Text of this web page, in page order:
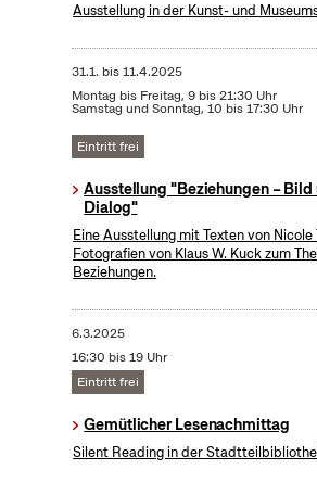
Ausstellung in der Kunst- und
31.1. bis11.4.2025
Montag bis Freitag, 9 bis 21:30 Uhr
Samstag und Sonntag, 10 bis 17:30 Uhr
Eintritt frei
Ausstellung "Beziehungen – Bild
Dialog"
Eine Ausstellung mit Texten von Nicole
Fotografien von Klaus W. Kuck zum
Beziehungen.
6.3.2025
16:30 bis 19 Uhr
Eintritt frei
Gemütlicher Lesenachmittag
Silent Reading in der